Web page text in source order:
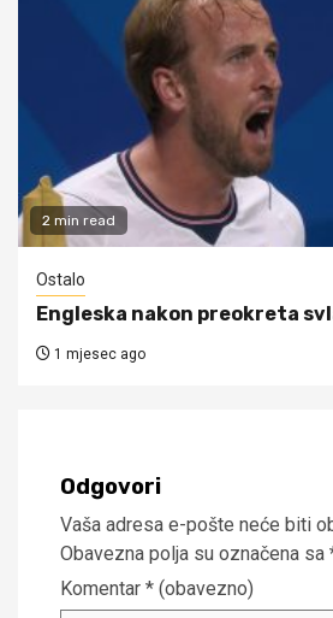
2 min read
Ostalo
Engleska nakon preokreta
1 mjesec ago
Odgovori
Vaša adresa e-pošte neće biti
Obavezna polja su označena sa
Komentar * (obavezno)